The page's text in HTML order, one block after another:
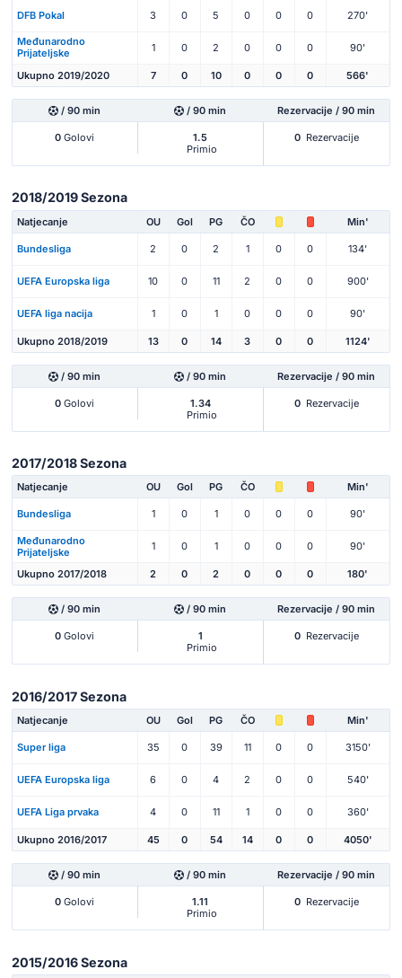
DFB Pokal 3 0 5 0 0 0 270'
Međunarodno
Prijateljske
1 0 2 0 0 0 90'
Ukupno 2019/2020 7 0 10 0 0 0 566'
/ 90 min / 90 min Rezervacije / 90 min
0 Golovi
1.5
Primio
0 Rezervacije
2018/2019 Sezona
Natjecanje OU Gol PG ČO Min'
Bundesliga 2 0 2 1 0 0 134'
UEFA Europska liga 10 0 11 2 0 0 900'
UEFA liga nacija 1 0 1 0 0 0 90'
Ukupno 2018/2019 13 0 14 3 0 0 1124'
/ 90 min / 90 min Rezervacije / 90 min
0 Golovi
1.34
Primio
0 Rezervacije
2017/2018 Sezona
Natjecanje OU Gol PG ČO Min'
Bundesliga 1 0 1 0 0 0 90'
Međunarodno
Prijateljske
1 0 1 0 0 0 90'
Ukupno 2017/2018 2 0 2 0 0 0 180'
/ 90 min / 90 min Rezervacije / 90 min
0 Golovi
1
Primio
0 Rezervacije
2016/2017 Sezona
Natjecanje OU Gol PG ČO Min'
Super liga 35 0 39 11 0 0 3150'
UEFA Europska liga 6 0 4 2 0 0 540'
UEFA Liga prvaka 4 0 11 1 0 0 360'
Ukupno 2016/2017 45 0 54 14 0 0 4050'
/ 90 min / 90 min Rezervacije / 90 min
0 Golovi
1.11
Primio
0 Rezervacije
2015/2016 Sezona